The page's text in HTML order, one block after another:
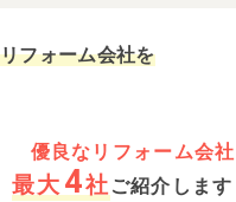
フォーム会社を
優良なリフォーム会社
最大 4社 ご紹介します